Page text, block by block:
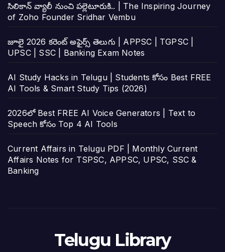
సిలికాన్ వ్యాలీ నుంచి పల్లెటూరుకి.. | The Inspiring Journey
of Zoho Founder Sridhar Vembu
జూలై 2026 కరెంట్ అఫైర్స్ తెలుగు | APPSC | TGPSC |
UPSC | SSC | Banking Exam Notes
AI Study Hacks in Telugu | Students కోసం Best FREE
AI Tools & Smart Study Tips (2026)
2026లో Best FREE AI Voice Generators | Text to
Speech కోసం Top 4 AI Tools
Current Affairs in Telugu PDF | Monthly Current
Affairs Notes for TSPSC, APPSC, UPSC, SSC &
Banking
Telugu Library